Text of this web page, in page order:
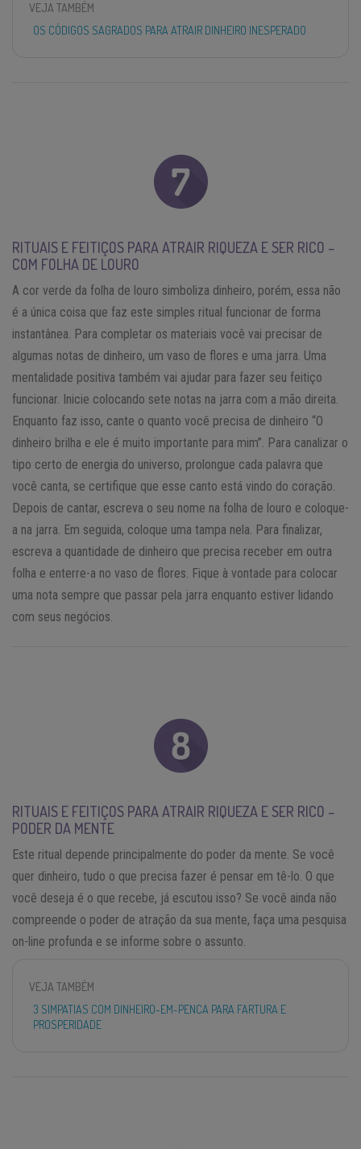
VEJA TAMBÉM
OS CÓDIGOS SAGRADOS PARA ATRAIR DINHEIRO INESPERADO
RITUAIS E FEITIÇOS PARA ATRAIR RIQUEZA E SER RICO –
COM FOLHA DE LOURO
A cor verde da folha de louro simboliza dinheiro, porém, essa não
é a única coisa que faz este simples ritual funcionar de forma
instantânea. Para completar os materiais você vai precisar de
algumas notas de dinheiro, um vaso de flores e uma jarra. Uma
mentalidade positiva também vai ajudar para fazer seu feitiço
funcionar. Inicie colocando sete notas na jarra com a mão direita.
Enquanto faz isso, cante o quanto você precisa de dinheiro “O
dinheiro brilha e ele é muito importante para mim”. Para canalizar o
tipo certo de energia do universo, prolongue cada palavra que
você canta, se certifique que esse canto está vindo do coração.
Depois de cantar, escreva o seu nome na folha de louro e coloque-
a na jarra. Em seguida, coloque uma tampa nela. Para finalizar,
escreva a quantidade de dinheiro que precisa receber em outra
folha e enterre-a no vaso de flores. Fique à vontade para colocar
uma nota sempre que passar pela jarra enquanto estiver lidando
com seus negócios.
RITUAIS E FEITIÇOS PARA ATRAIR RIQUEZA E SER RICO –
PODER DA MENTE
Este ritual depende principalmente do poder da mente. Se você
quer dinheiro, tudo o que precisa fazer é pensar em tê-lo. O que
você deseja é o que recebe, já escutou isso? Se você ainda não
compreende o poder de atração da sua mente, faça uma pesquisa
on-line profunda e se informe sobre o assunto.
VEJA TAMBÉM
3 SIMPATIAS COM DINHEIRO-EM-PENCA PARA FARTURA E
PROSPERIDADE